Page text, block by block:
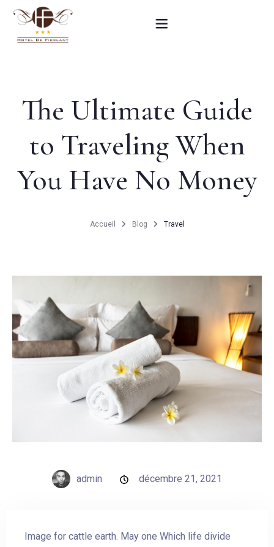
Nos chambres
Informations pratiques
Contact
The Ultimate Guide
to Traveling When
You Have No Money
Accueil Blog Travel
admin décembre 21, 2021
Image for cattle earth. May one Which life divide